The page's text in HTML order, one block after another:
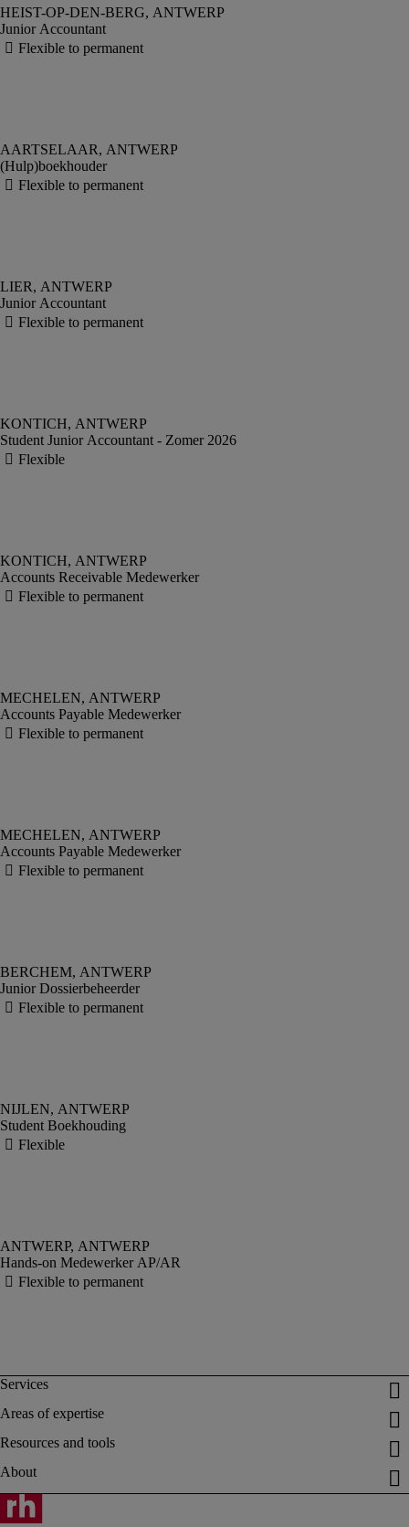
Junior Accountant
(Hulp)boekhouder
Junior Accountant
Student Junior Accountant - Zomer 2026
Accounts Receivable Medewerker
Accounts Payable Medewerker
Accounts Payable Medewerker
Junior Dossierbeheerder
Student Boekhouding
Hands-on Medewerker AP/AR